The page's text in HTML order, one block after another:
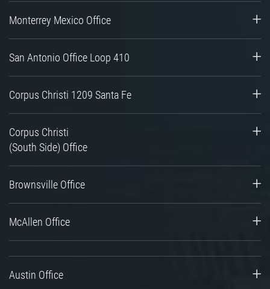
Monterrey Mexico Office
San Antonio Office Loop 410
Corpus Christi 1209 Santa Fe
Corpus Christi
(South Side) Office
Brownsville Office
McAllen Office
Austin Office